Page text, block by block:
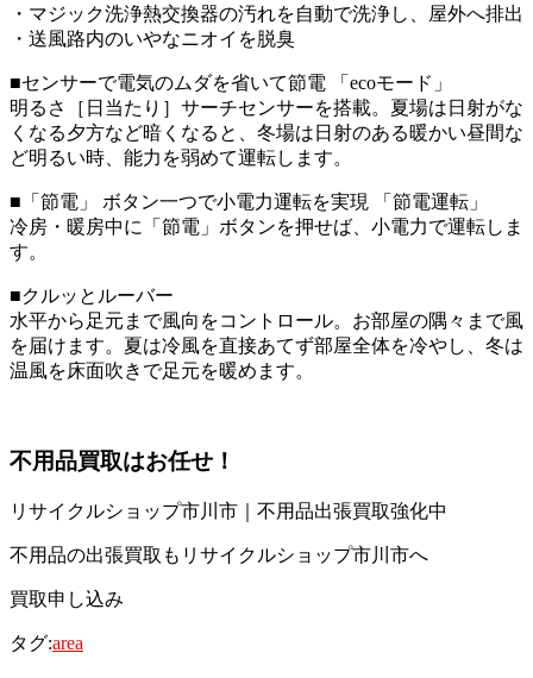
・マジック洗浄熱交換器の汚れを自動で洗浄し、屋外へ排出
・送風路内のいやなニオイを脱臭
■センサーで電気のムダを省いて節電 「ecoモード」
明るさ［日当たり］サーチセンサーを搭載。夏場は日射がな
くなる夕方など暗くなると、冬場は日射のある暖かい昼間な
ど明るい時、能力を弱めて運転します。
■「節電」 ボタン一つで小電力運転を実現 「節電運転」
冷房・暖房中に「節電」ボタンを押せば、小電力で運転しま
す。
■クルッとルーバー
水平から足元まで風向をコントロール。お部屋の隅々まで風
を届けます。夏は冷風を直接あてず部屋全体を冷やし、冬は
温風を床面吹きで足元を暖めます。
不用品買取はお任せ！
リサイクルショップ市川市｜不用品出張買取強化中
不用品の出張買取もリサイクルショップ市川市へ
買取申し込み
タグ:area